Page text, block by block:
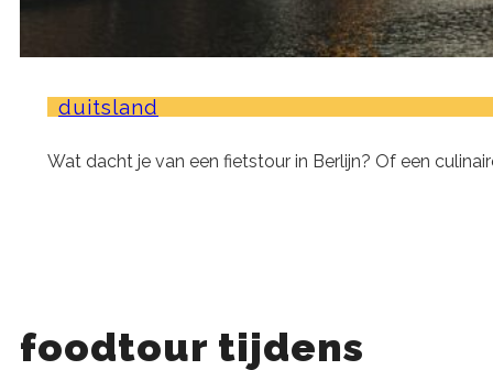
duitsland
Wat dacht je van een fietstour in Berlijn? Of een
foodtour tijdens